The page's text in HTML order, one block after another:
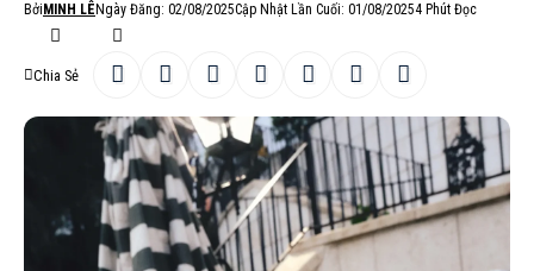
Bởi MINH LÊ Ngày Đăng: 02/08/2025Cập Nhật Lần Cuối: 01/08/20254 Phút Đọc
Chia Sẻ